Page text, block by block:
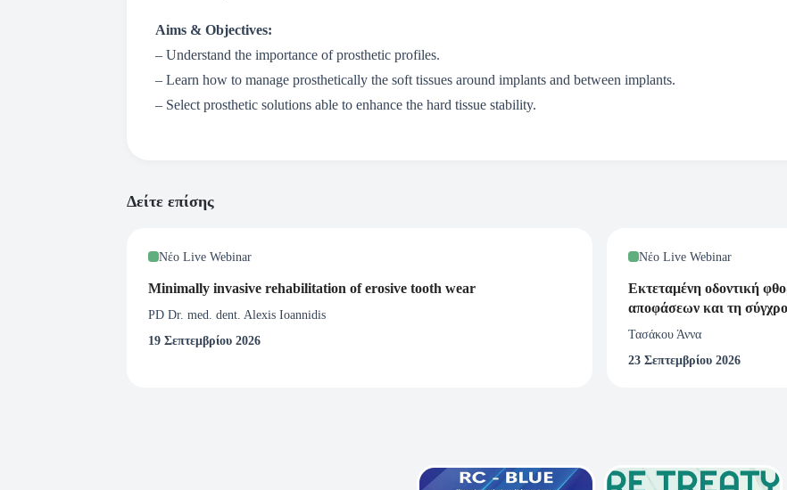
Aims & Objectives:
– Understand the importance of prosthetic profiles.
– Learn how to manage prosthetically the soft tissues around implants and between implants.
– Select prosthetic solutions able to enhance the hard tissue stability.
Δείτε επίσης
Νέο Live Webinar
Minimally invasive rehabilitation of erosive tooth wear
PD Dr. med. dent. Alexis Ioannidis
19 Σεπτεμβρίου 2026
Νέο Live Webinar
Εκτεταμένη οδοντική
αποφάσεων και τη
Τασάκου Άννα
23 Σεπτεμβρίου 2026